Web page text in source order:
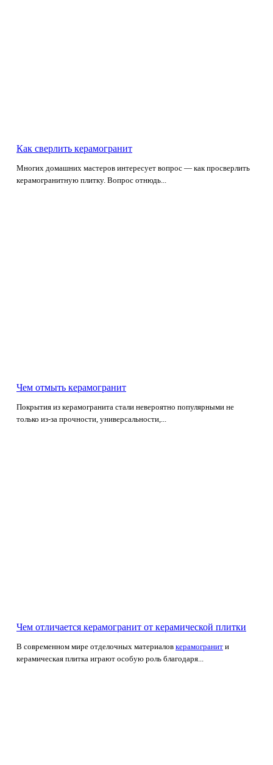
Как сверлить керамогранит
Многих домашних мастеров интересует вопрос — как просверлить
керамогранитную плитку. Вопрос отнюдь...
Чем отмыть керамогранит
Покрытия из керамогранита стали невероятно популярными не
только из-за прочности, универсальности,...
Чем отличается керамогранит от керамической плитки
В современном мире отделочных материалов керамогранит и
керамическая плитка играют особую роль благодаря...